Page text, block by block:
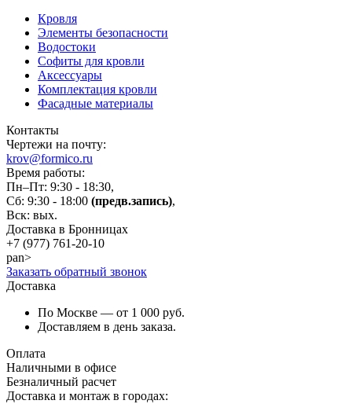
Кровля
Элементы безопасности
Водостоки
Софиты для кровли
Аксессуары
Комплектация кровли
Фасадные материалы
Контакты
Чертежи на почту:
krov@formico.ru
Время работы:
Пн–Пт: 9:30 - 18:30,
Сб: 9:30 - 18:00 (предв.запись),
Вск: вых.
Доставка в Бронницах
+7 (977) 761-20-10
pan>
Заказать обратный звонок
Доставка
По Москве — от 1 000 руб.
Доставляем в день заказа.
Оплата
Наличными в офисе
Безналичный расчет
Доставка и монтаж в городах: